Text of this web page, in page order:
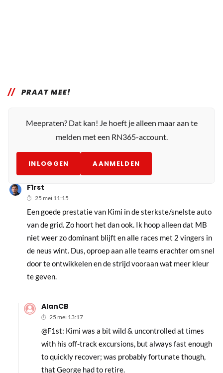
PRAAT MEE!
Meepraten? Dat kan! Je hoeft je alleen maar aan te
melden met een RN365-account.
INLOGGEN AANMELDEN
F1rst
25 mei 11:15
Een goede prestatie van Kimi in de sterkste/snelste auto
van de grid. Zo hoort het dan ook. Ik hoop alleen dat MB
niet weer zo dominant blijft en alle races met 2 vingers in
de neus wint. Dus, oproep aan alle teams erachter om snel
door te ontwikkelen en de strijd vooraan wat meer kleur
te geven.
AlanCB
25 mei 13:17
@F1st: Kimi was a bit wild & uncontrolled at times
with his off-track excursions, but always fast enough
to quickly recover; was probably fortunate though,
that George had to retire.